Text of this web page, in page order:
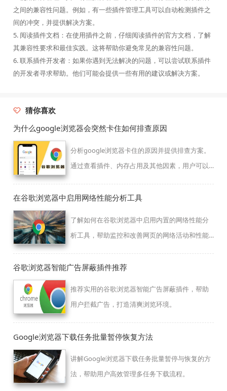
之间的兼容性问题。例如，有一些插件管理工具可以自动检测插件之
间的冲突，并提供解决方案。
5. 阅读插件文档：在使用插件之前，仔细阅读插件的官方文档，了解
其兼容性要求和最佳实践。这将帮助你避免常见的兼容性问题。
6. 联系插件开发者：如果你遇到无法解决的问题，可以尝试联系插件
的开发者寻求帮助。他们可能会提供一些有用的建议或解决方案。
猜你喜欢
为什么google浏览器会突然卡住如何排查原因
分析google浏览器卡住的原因并提供排查方案。
通过查看插件、内存占用及其他因素，用户可以
在谷歌浏览器中启用网络性能分析工具
了解如何在谷歌浏览器中启用内置的网络性能分
析工具，帮助监控和改善网页的网络活动和性能
谷歌浏览器智能广告屏蔽插件推荐
推荐实用的谷歌浏览器智能广告屏蔽插件，帮助
用户拦截广告，打造清爽浏览环境。
Google浏览器下载任务批量暂停恢复方法
讲解Google浏览器下载任务批量暂停与恢复的方
法，帮助用户高效管理多任务下载流程。